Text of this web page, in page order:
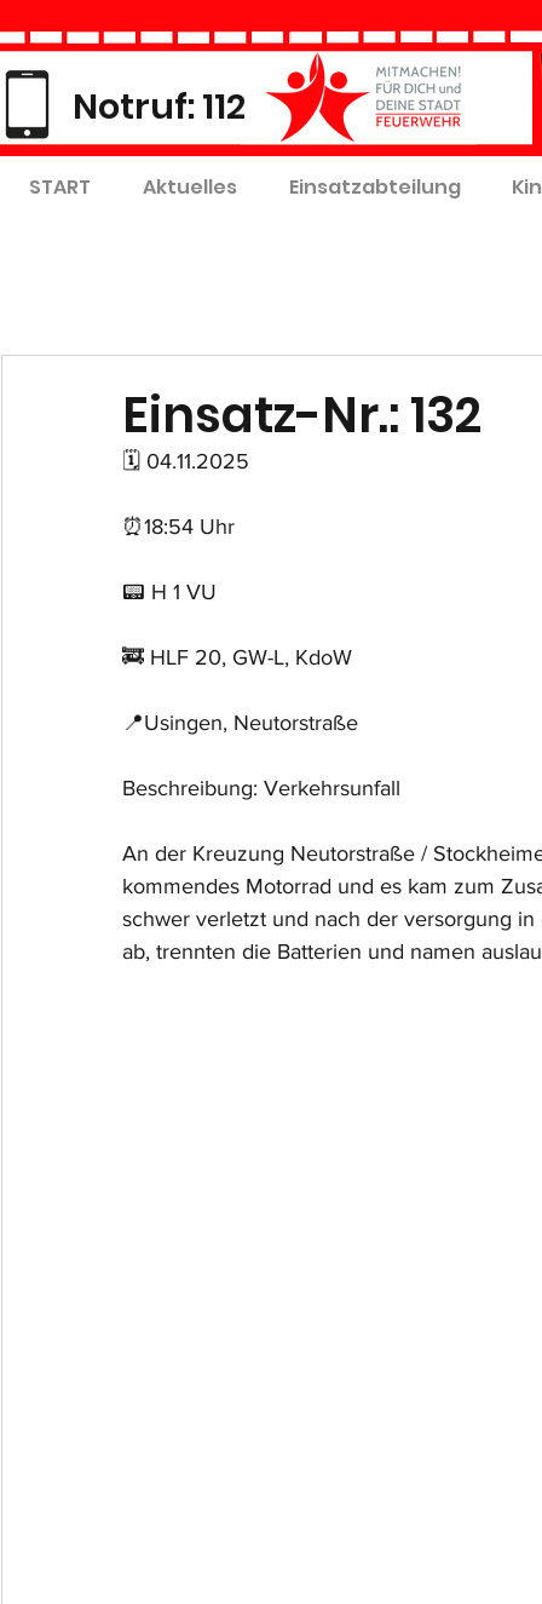
Notruf: 112
START Aktuelles Einsatzabteilung
Einsatz-Nr.: 132
🗓 04.11.2025
⏰18:54 Uhr
📟 H 1 VU
🚒 HLF 20, GW-L, KdoW
📍Usingen, Neutorstraße
Beschreibung: Verkehrsunfall
An der Kreuzung Neutorstraße /
kommendes Motorrad und es kam zum
schwer verletzt und nach der versorgung
ab, trennten die Batterien und namen